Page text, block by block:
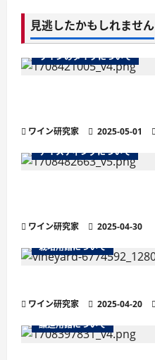
見逃したかもしれません
ワインのタイプについて
ワイン研究家 2025-05-01
テイスティングについて
ワイン研究家
2025-04-30
栽培用語について
ワイン研究家 2025-04-20
醸造用語について